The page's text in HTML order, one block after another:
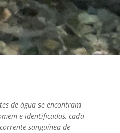
de água se encontram
e identificadas, cada
sanguínea de